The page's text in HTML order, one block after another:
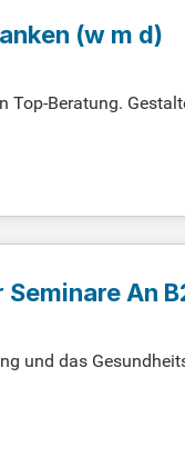
(w m d)
Beratung.
Seminare An
und das
Unsere
Klicken Sie jetzt